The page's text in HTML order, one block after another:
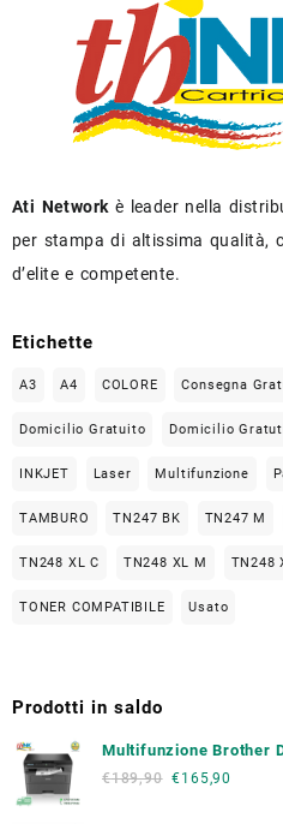
Ati Network è leader nella
per stampa di altissima qualità,
d’elite e competente.
Etichette
A3 A4 COLORE Consegna
Domicilio Gratuito Domicilio
INKJET Laser Multifunzione
TAMBURO TN247 BK TN247 M
TN248 XL C TN248 XL M TN248
TONER COMPATIBILE Usato
Prodotti in saldo
Multifunzione Brother
€189,90 €165,90